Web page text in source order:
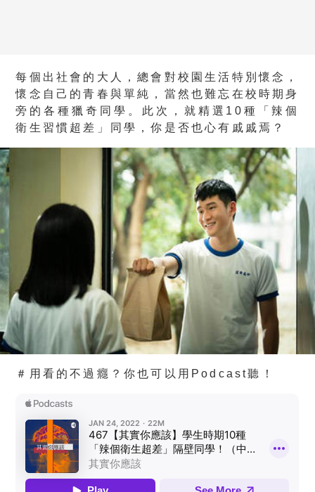
每個出社會的大人，總會對校園生活特別懷念，
懷念自己的青春與單純，當然也難忘在校時期身
旁的各種獵奇同學。此次，就精選10種「辣個
衛生習慣超差」同學，你是否也心有戚戚焉？
＃用看的不過癮？你也可以用Podcast聽！